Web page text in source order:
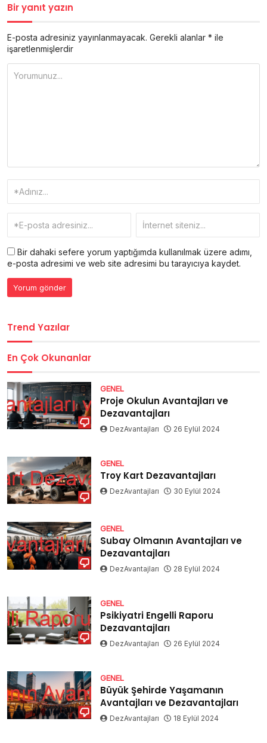
Bir yanıt yazın
E-posta adresiniz yayınlanmayacak. Gerekli alanlar * ile
işaretlenmişlerdir
Bir dahaki sefere yorum yaptığımda kullanılmak üzere adımı,
e-posta adresimi ve web site adresimi bu tarayıcıya kaydet.
Trend Yazılar
En Çok Okunanlar
GENEL
Proje Okulun Avantajları ve
Dezavantajları
DezAvantajları 26 Eylül 2024
GENEL
Troy Kart Dezavantajları
DezAvantajları 30 Eylül 2024
GENEL
Subay Olmanın Avantajları ve
Dezavantajları
DezAvantajları 28 Eylül 2024
GENEL
Psikiyatri Engelli Raporu
Dezavantajları
DezAvantajları 26 Eylül 2024
GENEL
Büyük Şehirde Yaşamanın
Avantajları ve Dezavantajları
DezAvantajları 18 Eylül 2024